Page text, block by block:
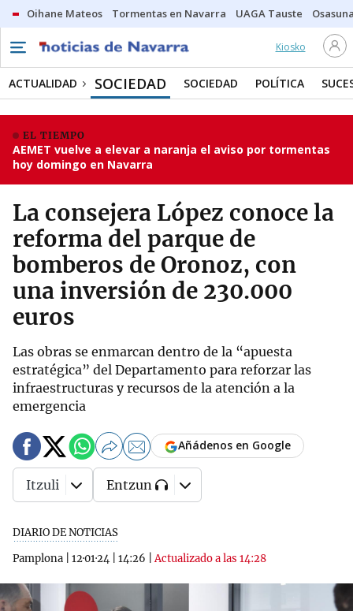
Oihane Mateos Tormentas en Navarra UAGA Tauste
Kiosko
ACTUALIDAD SOCIEDAD SOCIEDAD POLÍTICA
EL TIEMPO
AEMET vuelve a elevar a naranja el aviso por tormentas
hoy domingo en Navarra
La consejera López conoce la
reforma del parque de
bomberos de Oronoz, con
una inversión de 230.000
euros
Las obras se enmarcan dentro de la “apuesta
estratégica” del Departamento para reforzar las
infraestructuras y recursos de la atención a la
emergencia
DIARIO DE NOTICIAS
Pamplona
12·01·24 14:26 |Actualizado a las 14:28
Añádenos en Google
Itzuli Entzun